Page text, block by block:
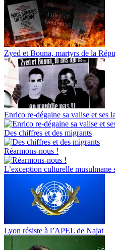
Zyed et Bouna, martyrs de la
Enrico re-dégaine sa valise et ses
Des chiffres et des migrants
Réarmons-nous !
L’exception culturelle musulmane
Lyon résiste à l’APEL de Najat